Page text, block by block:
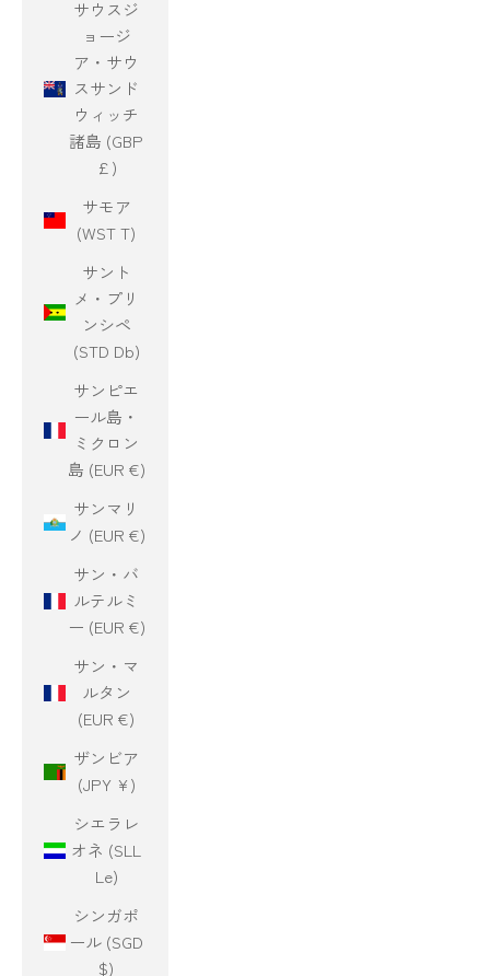
サウスジ
ョージ
ア・サウ
スサンド
ウィッチ
諸島 (GBP
£)
サモア
(WST T)
サント
メ・プリ
ンシペ
(STD Db)
サンピエ
ール島・
ミクロン
島 (EUR €)
サンマリ
ノ (EUR €)
サン・バ
ルテルミ
ー (EUR €)
サン・マ
ルタン
(EUR €)
ザンビア
(JPY ¥)
シエラレ
オネ (SLL
Le)
シンガポ
ール (SGD
$)